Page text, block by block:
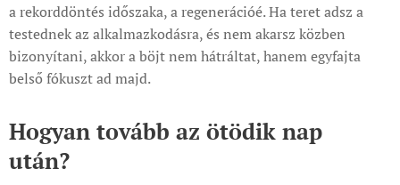
a rekorddöntés időszaka, a regenerációé. Ha teret adsz a
testednek az alkalmazkodásra, és nem akarsz közben
bizonyítani, akkor a böjt nem hátráltat, hanem egyfajta
belső fókuszt ad majd.
Hogyan tovább az ötödik nap
után?